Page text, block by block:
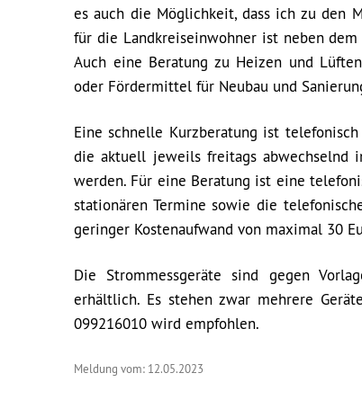
es auch die Möglichkeit, dass ich zu den
für die Landkreiseinwohner ist neben
Auch eine Beratung zu Heizen und
oder Fördermittel für Neubau und
Eine schnelle Kurzberatung ist
die aktuell jeweils freitags abwechselnd
werden. Für eine Beratung ist eine
stationären Termine sowie die
geringer Kostenaufwand von maximal 30
Die Strommessgeräte sind gegen
erhältlich. Es stehen zwar mehrere
099216010 wird empfohlen.
Meldung vom: 12.05.2023